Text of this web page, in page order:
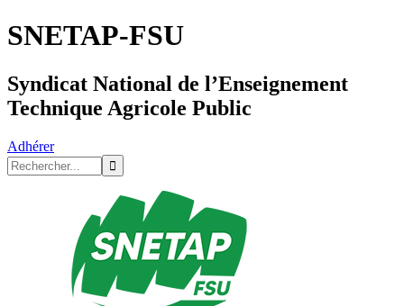
SNETAP-FSU
Syndicat National de l’Enseignement
Technique Agricole Public
Adhérer